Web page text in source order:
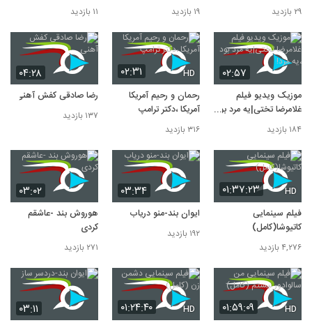
کامپیوتر
۲۹ بازدید ۱۹ بازدید
مبتدیها+لینک دانلود
بازی پابجی موبایل
۱۱ بازدید
۰۲:۵۷
موزیک ویدیو فیلم
غلامرضا تختی|یه مرد بود
،یه مرد!
۱۸۴ بازدید
۰۲:۳۱ HD
رحمان و رحیم آمریکا
آمریکا ،دکتر ترامپ
۳۱۶ بازدید
۰۴:۲۸
رضا صادقی کفش آهنی
۱۳۷ بازدید
۰۱:۳۷:۲۳ HD
فیلم سینمایی
کاتیوشا(کامل)
۴,۲۷۶ بازدید
۰۳:۳۴
ایوان بند-منو دریاب
۱۹۲ بازدید
۰۳:۰۲
هوروش بند -عاشقم
کردی
۲۷۱ بازدید
۰۱:۵۹:۰۹ HD ۰۱:۲۴:۴۰ HD ۰۳:۱۱